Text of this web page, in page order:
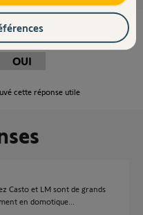
a-t-elle aidé ?
OUI
cette réponse utile
Casto et LM sont de grands
en domotique...